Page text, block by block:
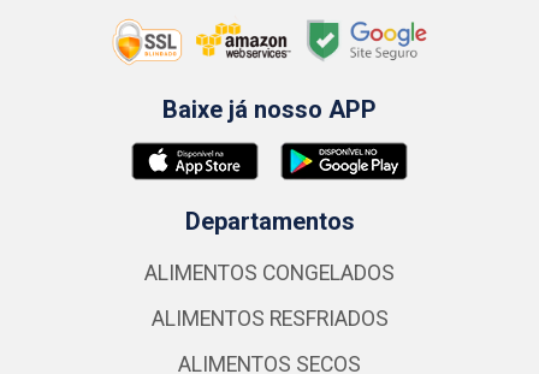
Baixe já nosso APP
Departamentos
ALIMENTOS CONGELADOS
ALIMENTOS RESFRIADOS
ALIMENTOS SECOS